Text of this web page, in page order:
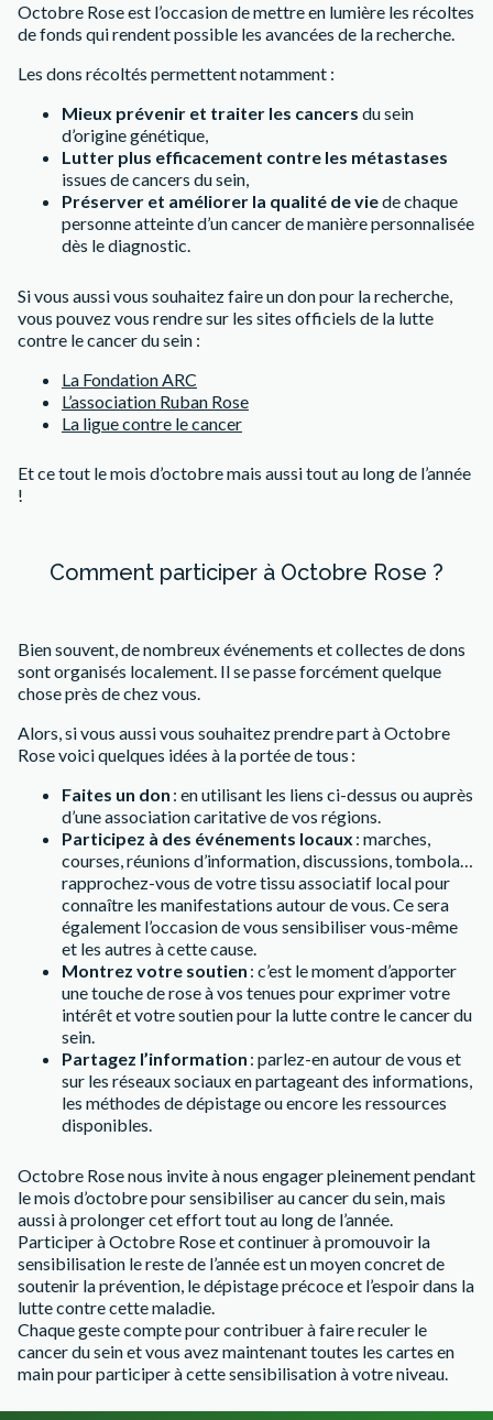
Octobre Rose est l’occasion de mettre en lumière les récoltes
de fonds qui rendent possible les avancées de la recherche.
Les dons récoltés permettent notamment :
Mieux prévenir et traiter les cancers du sein
d’origine génétique,
Lutter plus efficacement contre les métastases
issues de cancers du sein,
Préserver et améliorer la qualité de viede chaque
personne atteinte d’un cancer de manière personnalisée
dès le diagnostic.
Si vous aussi vous souhaitez faire un don pour la recherche,
vous pouvez vous rendre sur les sites officiels de la lutte
contre le cancer du sein :
La Fondation ARC
L’association Ruban Rose
La ligue contre le cancer
Et ce tout le mois d’octobre mais aussi tout au long de l’année
!
Comment participer à Octobre Rose ?
Bien souvent, de nombreux événements et collectes de dons
sont organisés localement. Il se passe forcément quelque
chose près de chez vous.
Alors, si vous aussi vous souhaitez prendre part à Octobre
Rose voici quelques idées à la portée de tous :
Faites un don : en utilisant les liens ci-dessus ou auprès
d’une association caritative de vos régions.
Participez à des événements locaux : marches,
courses, réunions d’information, discussions, tombola…
rapprochez-vous de votre tissu associatif local pour
connaître les manifestations autour de vous. Ce sera
également l’occasion de vous sensibiliser vous-même
et les autres à cette cause.
Montrez votre soutien : c’est le moment d’apporter
une touche de rose à vos tenues pour exprimer votre
intérêt et votre soutien pour la lutte contre le cancer du
sein.
Partagez l’information : parlez-en autour de vous et
sur les réseaux sociaux en partageant des informations,
les méthodes de dépistage ou encore les ressources
disponibles.
Octobre Rose nous invite à nous engager pleinement pendant
le mois d’octobre pour sensibiliser au cancer du sein, mais
aussi à prolonger cet effort tout au long de l’année.
Participer à Octobre Rose et continuer à promouvoir la
sensibilisation le reste de l’année est un moyen concret de
soutenir la prévention, le dépistage précoce et l’espoir dans la
lutte contre cette maladie.
Chaque geste compte pour contribuer à faire reculer le
cancer du sein et vous avez maintenant toutes les cartes en
main pour participer à cette sensibilisation à votre niveau.